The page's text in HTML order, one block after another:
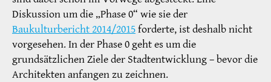
Diskussion um die „Phase 0“ wie sie der
Baukulturbericht 2014/2015forderte, ist deshalb nicht
vorgesehen. In der Phase 0 geht es um die
grundsätzlichen Ziele der Stadtentwicklung – bevor die
Architekten anfangen zu zeichnen.